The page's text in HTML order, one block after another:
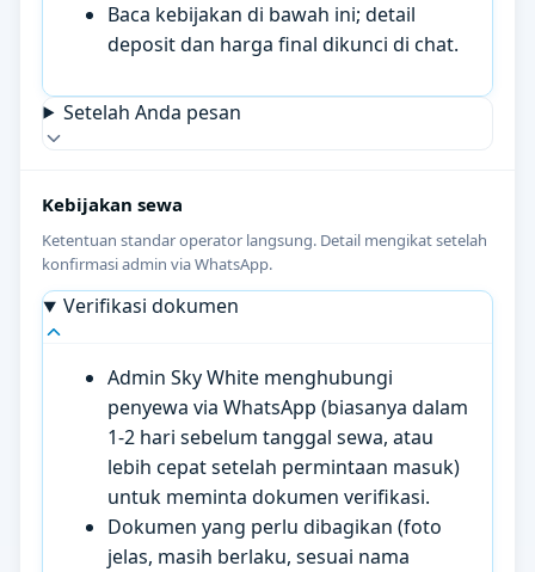
Baca kebijakan di bawah ini; detail
deposit dan harga final dikunci di chat.
Setelah Anda pesan
Kebijakan sewa
Ketentuan standar operator langsung. Detail mengikat setelah
konfirmasi admin via WhatsApp.
Verifikasi dokumen
Admin Sky White menghubungi
penyewa via WhatsApp (biasanya dalam
1-2 hari sebelum tanggal sewa, atau
lebih cepat setelah permintaan masuk)
untuk meminta dokumen verifikasi.
Dokumen yang perlu dibagikan (foto
jelas, masih berlaku, sesuai nama